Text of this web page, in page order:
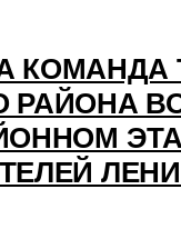
РАЙОНА